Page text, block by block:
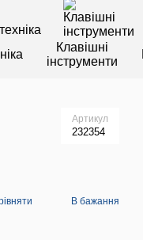
Клавішні
інструменти
Артикул
232354
В бажання